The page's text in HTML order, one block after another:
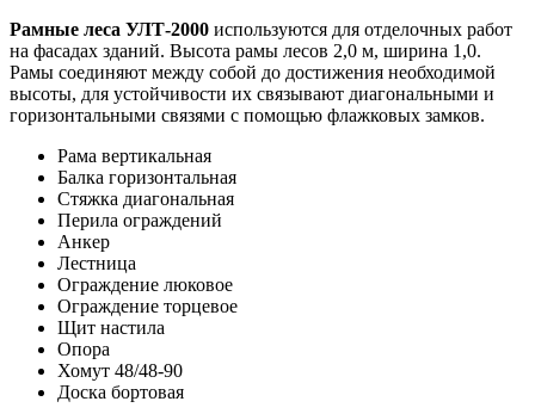
Рамные леса УЛТ-2000 используются для отделочных работ
на фасадах зданий. Высота рамы лесов 2,0 м, ширина 1,0.
Рамы соединяют между собой до достижения необходимой
высоты, для устойчивости их связывают диагональными и
горизонтальными связями с помощью флажковых замков.
Рама вертикальная
Балка горизонтальная
Стяжка диагональная
Перила ограждений
Анкер
Лестница
Ограждение люковое
Ограждение торцевое
Щит настила
Опора
Хомут 48/48-90
Доска бортовая